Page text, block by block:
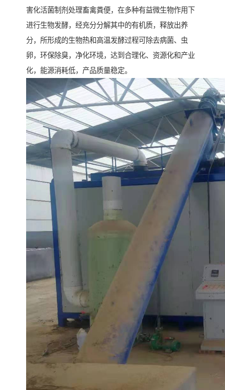
害化活菌制剂处理畜禽粪便，在多种有益微生物作用下
进行生物发酵，经充分分解其中的有机质，释放出养
分，所形成的生物热和高温发酵过程可除去病菌、虫
卵，环保除臭，净化环境，达到合理化、资源化和产业
化，能源消耗低，产品质量稳定。